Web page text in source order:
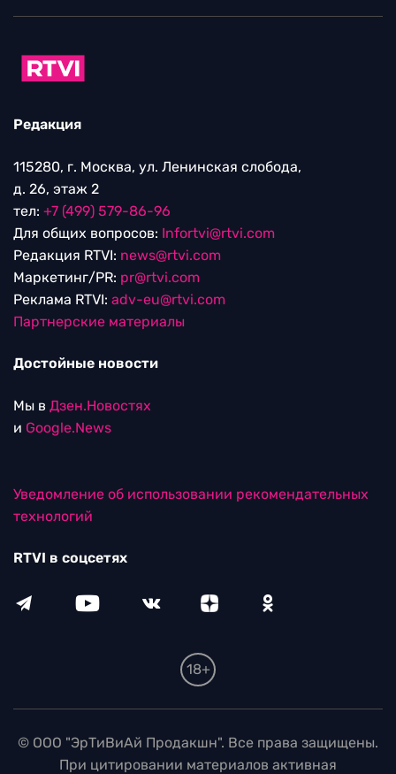
Редакция
115280, г. Москва, ул. Ленинская слобода,
д. 26, этаж 2
тел: +7 (499) 579-86-96
Для общих вопросов: Infortvi@rtvi.com
Редакция RTVI: news@rtvi.com
Маркетинг/PR: pr@rtvi.com
Реклама RTVI: adv-eu@rtvi.com
Партнерские материалы
Достойные новости
Мы в Дзен.Новостях
и Google.News
Уведомление об использовании рекомендательных
технологий
RTVI в соцсетях
18+
© ООО "ЭрТиВиАй Продакшн". Все права защищены.
При цитировании материалов активная